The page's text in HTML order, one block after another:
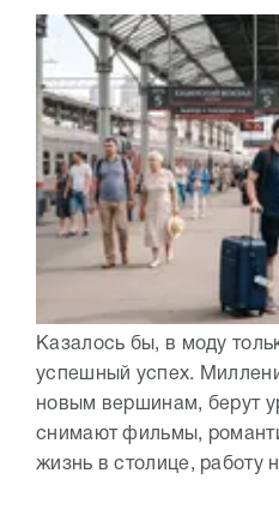
Казалось бы, в моду
успешный успех.
новым вершинам, берут
снимают фильмы,
жизнь в столице, работу